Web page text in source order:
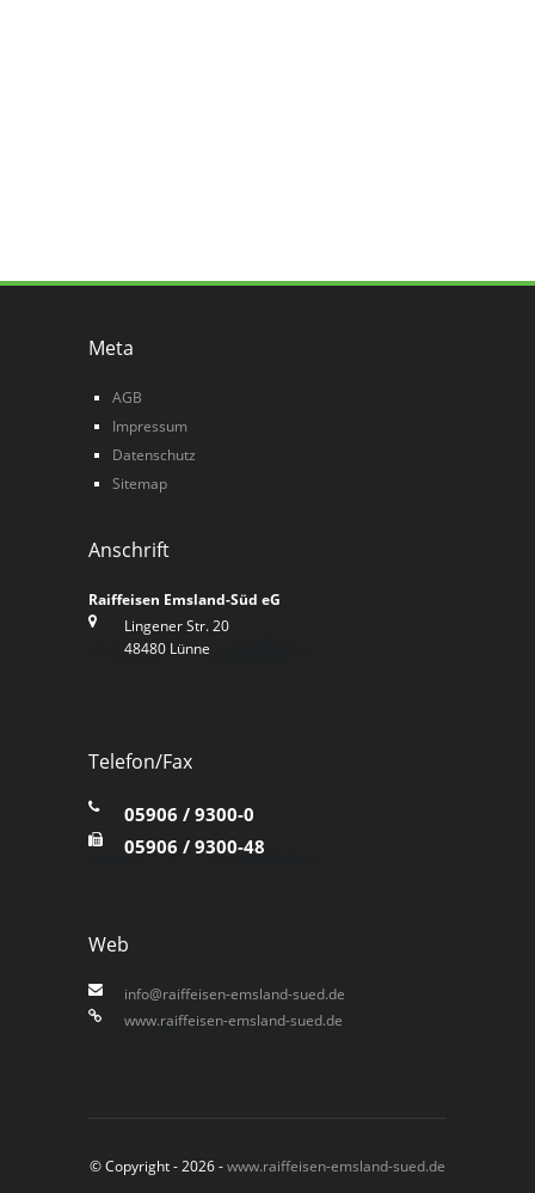
Meta
AGB
Impressum
Datenschutz
Sitemap
Anschrift
Raiffeisen Emsland-Süd eG
Lingener Str. 20
48480 Lünne
Telefon/Fax
05906 / 9300-0
05906 / 9300-48
Web
info@raiffeisen-emsland-sued.de
www.raiffeisen-emsland-sued.de
© Copyright - 2026 -www.raiffeisen-emsland-sued.de